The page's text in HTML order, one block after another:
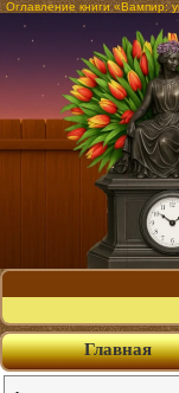
Оглавление книги «Вампир:
Главная